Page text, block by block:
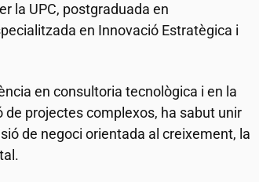
la UPC, postgraduada en
en Innovació Estratègica i
en consultoria tecnològica i en la
projectes complexos, ha sabut unir
de negoci orientada al creixement, la